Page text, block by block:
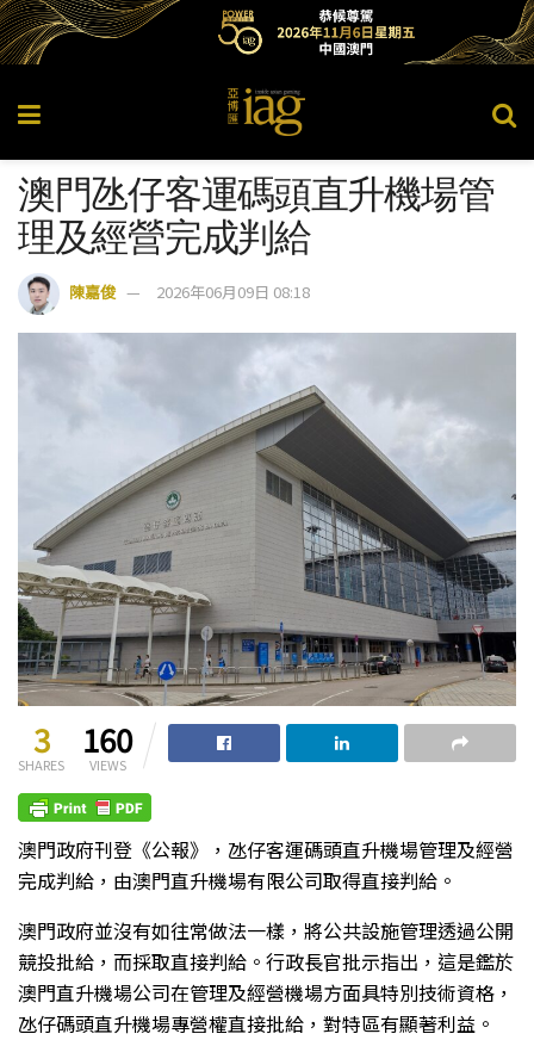
澳門氹仔客運碼頭直升機場管
理及經營完成判給
陳嘉俊 2026年06月09日 08:18
3
SHARES
160
VIEWS
澳門政府刊登《公報》，氹仔客運碼頭直升機場管理及經營
完成判給，由澳門直升機場有限公司取得直接判給。
澳門政府並沒有如往常做法一樣，將公共設施管理透過公開
競投批給，而採取直接判給。行政長官批示指出，這是鑑於
澳門直升機場公司在管理及經營機場方面具特別技術資格，
氹仔碼頭直升機場專營權直接批給，對特區有顯著利益。